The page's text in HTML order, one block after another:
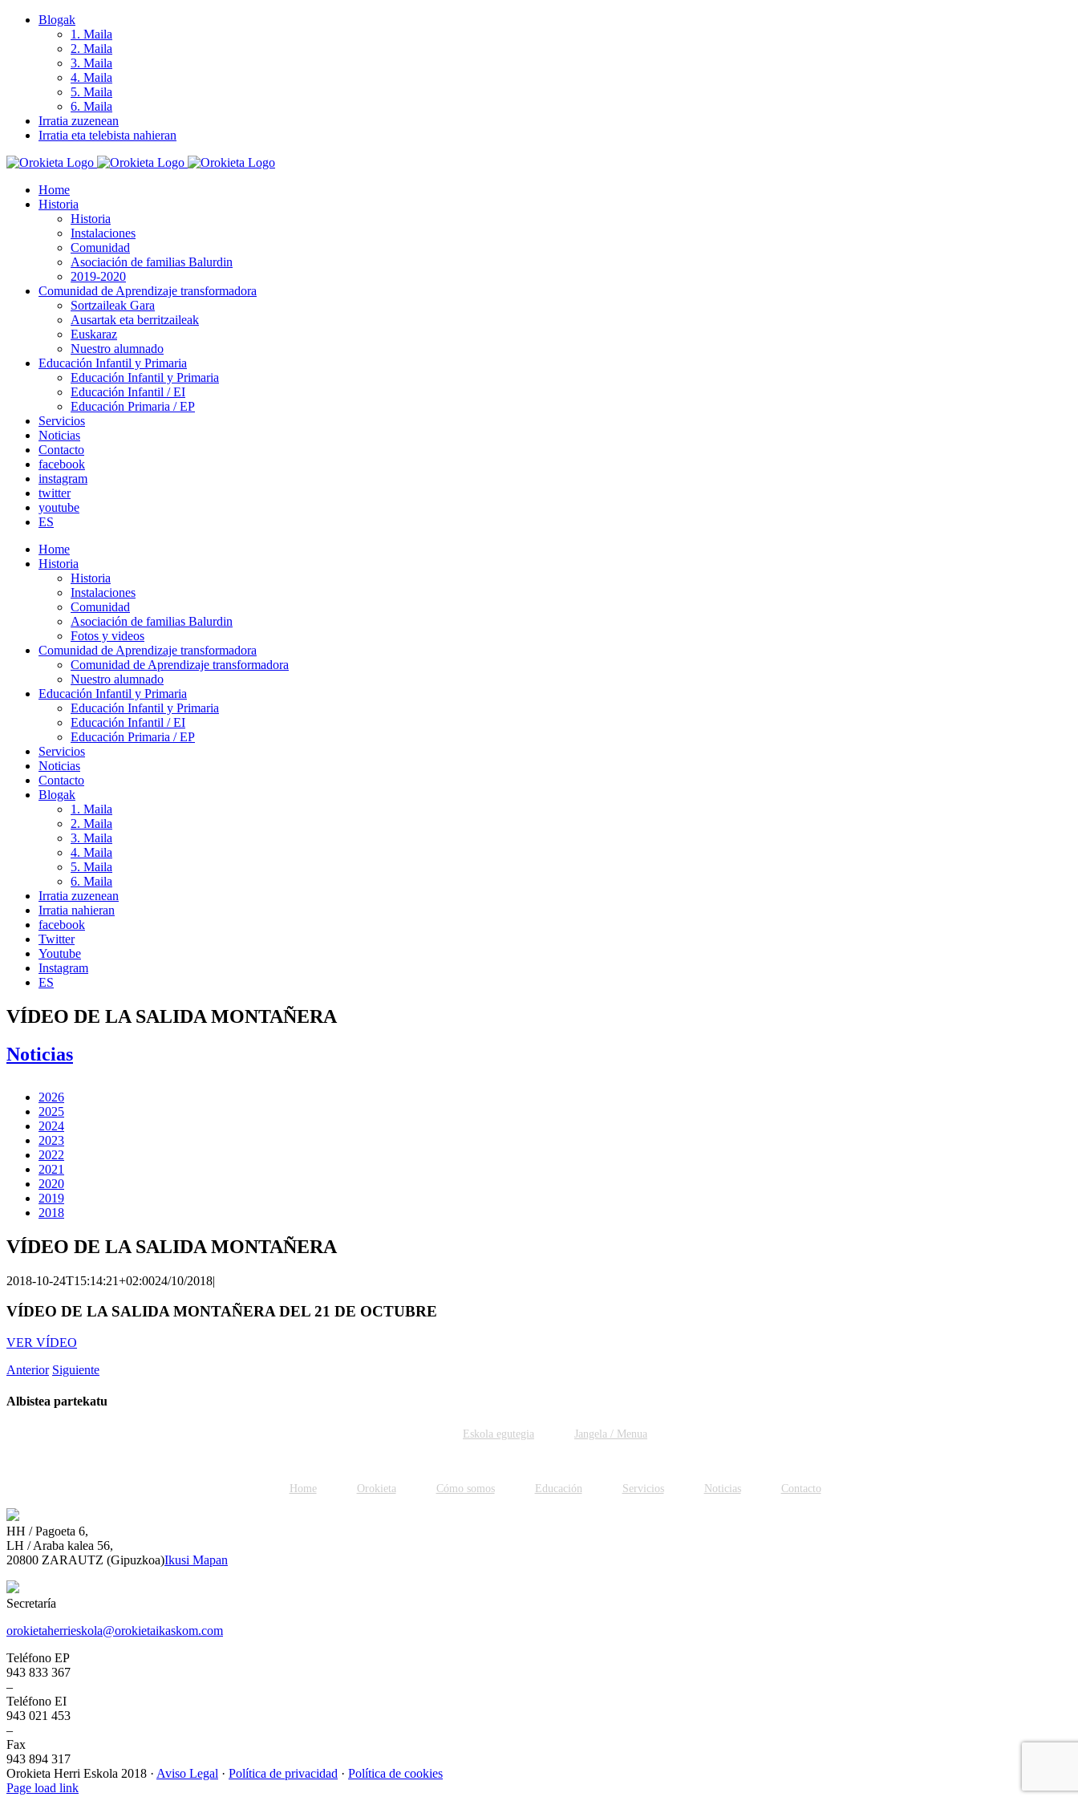
Skip
Blogak
1. Maila
2. Maila
3. Maila
4. Maila
5. Maila
6. Maila
Irratia zuzenean
Irratia eta telebista nahieran
Home
Historia
Historia
Instalaciones
Comunidad
Asociación de familias Balurdin
2019-2020
Comunidad de Aprendizaje transformadora
Sortzaileak Gara
Ausartak eta berritzaileak
Euskaraz
Nuestro alumnado
Educación Infantil y Primaria
Educación Infantil y Primaria
Educación Infantil / EI
Educación Primaria / EP
Servicios
Noticias
Contacto
facebook
instagram
twitter
youtube
ES
Home
Historia
Historia
Instalaciones
Comunidad
Asociación de familias Balurdin
Fotos y videos
Comunidad de Aprendizaje transformadora
Comunidad de Aprendizaje transformadora
Nuestro alumnado
Educación Infantil y Primaria
Educación Infantil y Primaria
Educación Infantil / EI
Educación Primaria / EP
Servicios
Noticias
Contacto
Blogak
1. Maila
2. Maila
3. Maila
4. Maila
5. Maila
6. Maila
Irratia zuzenean
Irratia nahieran
facebook
Twitter
Youtube
Instagram
ES
VÍDEO DE LA SALIDA MONTAÑERA
Noticias
2026
2025
2024
2023
2022
2021
2020
2019
2018
VÍDEO DE LA SALIDA MONTAÑERA
2018-10-24T15:14:21+02:0024/10/2018|
VÍDEO DE LA SALIDA MONTAÑERA DEL 21 DE OCTUBRE
VER VÍDEO
Anterior Siguiente
Albistea partekatu
Eskola egutegia Jangela / Menua
Home Orokieta Cómo somos Educación Servicios Noticias Contacto
HH / Pagoeta 6,
LH / Araba kalea 56,
20800 ZARAUTZ (Gipuzkoa)Ikusi Mapan
Secretaría
orokietaherrieskola@orokietaikaskom.com
Teléfono EP
943 833 367
–
Teléfono EI
943 021 453
–
Fax
943 894 317
Orokieta Herri Eskola 2018 · Aviso Legal · Política de privacidad · Política de cookies
Page load link